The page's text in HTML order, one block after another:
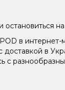
в интернет-
в
с